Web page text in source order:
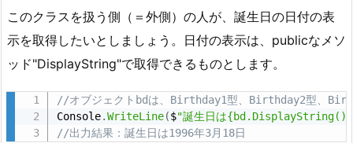
このクラスを扱う側（＝外側）の人が、誕生日の日付の表
示を取得したいとしましょう。日付の表示は、publicなメソ
ッド"DisplayString"で取得できるものとします。
//オブジェクトbdは、Birthday1型、Birthday2型、
Console.WriteLine($"誕生日は
//出力結果：誕生日は1996年3月18日